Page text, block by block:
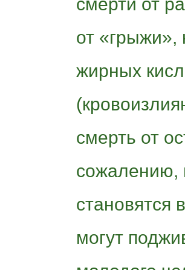
от «грыжи»,
жирных
смерть от
сожалению,
могут